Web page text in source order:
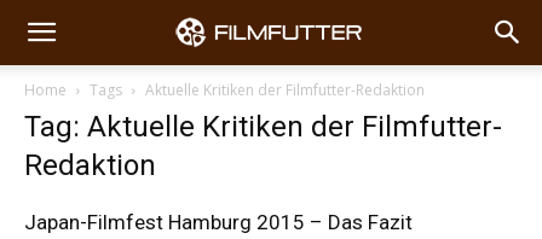
Home Tags Aktuelle Kritiken der Filmfutter-Redaktion
Tag: Aktuelle Kritiken der Filmfutter-
Redaktion
Japan-Filmfest Hamburg 2015 – Das Fazit